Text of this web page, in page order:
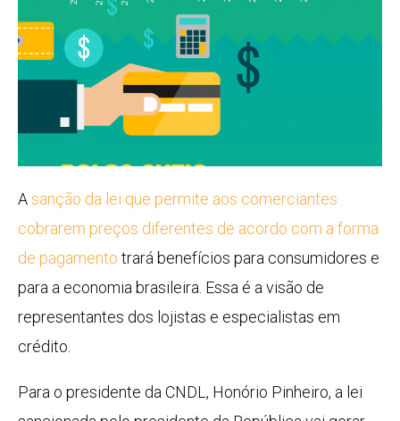
Asanção da lei que permite aos comerciantes
cobrarem preços diferentes de acordo com a forma
de pagamento trará benefícios para consumidores e
para a economia brasileira. Essa é a visão de
representantes dos lojistas e especialistas em
crédito.
Para o presidente da CNDL, Honório Pinheiro, a lei